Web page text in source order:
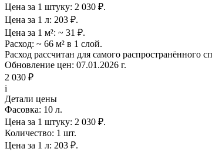
Цена за 1 штуку: 2 030 ₽.
Цена за 1 л: 203 ₽.
Цена за 1 м²: ~ 31 ₽.
Расход: ~ 66 м² в 1 слой.
Расход рассчитан для самого
Обновление цен: 07.01.2026 г.
2 030 ₽
i
Детали цены
Фасовка: 10 л.
Цена за 1 штуку: 2 030 ₽.
Количество: 1 шт.
Цена за 1 л: 203 ₽.